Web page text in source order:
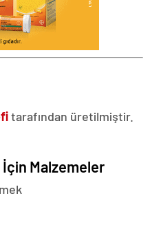
tarafından üretilmiştir.
Malzemeler